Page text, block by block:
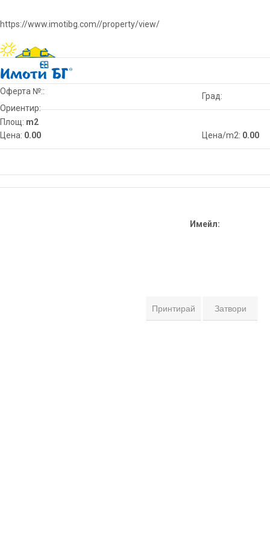
https://www.imotibg.com//property/view/
Оферта №::
Град:
Ориентир:
Площ: m2
Цена: 0.00 Цена/m2: 0.00
Имейл: